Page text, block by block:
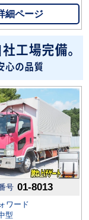
細ページ
号 01-8013
ワード
型